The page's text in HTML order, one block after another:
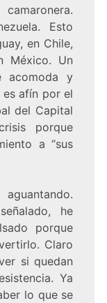
Esto
en Chile,
México. Un
acomoda y
afín por el
del Capital
porque
a “sus
he
porque
Claro
si quedan
Ya
lo que se